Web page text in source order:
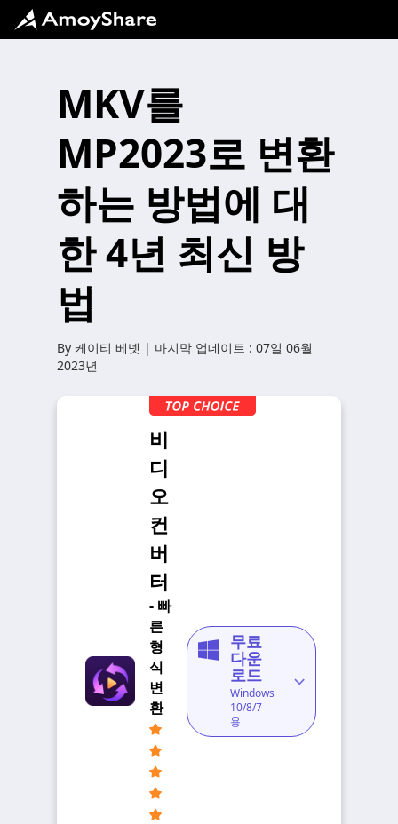
MKV를
MP2023로 변환
하는 방법에 대
한 4년 최신 방
법
By 케이티 베넷 | 마지막 업데이트 : 07일 06월
2023년
비
디
오
컨
버
터
- 빠
른
형
식
변
환
무료
다운
로드
Windows
10/8/7
용